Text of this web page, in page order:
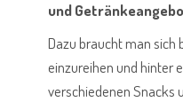
und
Dazu braucht man sich
einzureihen und hinter
verschiedenen Snacks